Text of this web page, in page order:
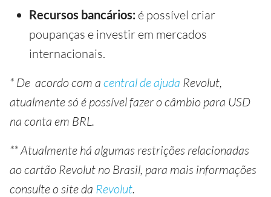
Recursos bancários: é possível criar
poupanças e investir em mercados
internacionais.
* De acordo com a central de ajuda Revolut,
atualmente só é possível fazer o câmbio para USD
na conta em BRL.
** Atualmente há algumas restrições relacionadas
ao cartão Revolut no Brasil, para mais informações
consulte o site da Revolut.